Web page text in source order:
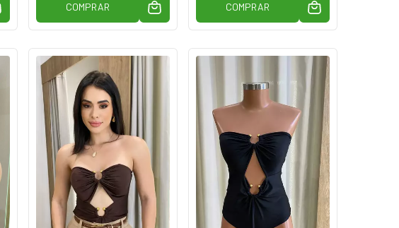
COMPRAR COMPRAR